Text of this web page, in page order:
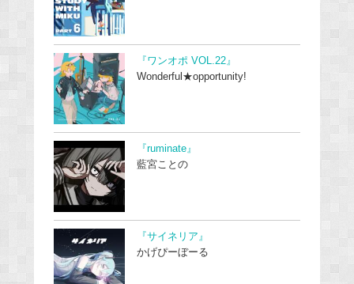
『ワンオポ VOL.22』
Wonderful★opportunity!
『ruminate』
藍宮ことの
『サイネリア』
かげぴーぼーる